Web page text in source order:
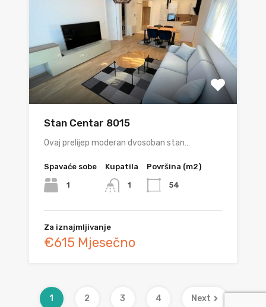
Stan Centar 8015
Ovaj prelijep moderan dvosoban stan…
Spavaće sobe
1
Kupatila
1
Površina (m2)
54
Za iznajmljivanje
€615 Mjesečno
1 2 3 4 Next